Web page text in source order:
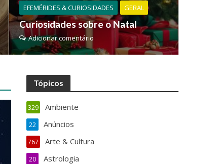
EFEMÉRIDES & CURIOSIDADES GERAL
Curiosidades sobre o Natal
Adicionar comentário
Tópicos
Ambiente
329
Anúncios
22
Arte & Cultura
767
Astrologia
20